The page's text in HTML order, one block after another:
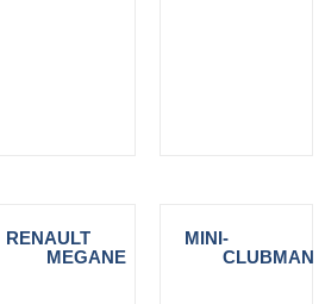
RENAULT
-
MEGANE
MINI-
CLUBMAN